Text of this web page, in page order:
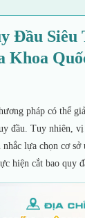
Đầu Siêu
Khoa
pháp có thể
đầu. Tuy nhiên,
nhắc lựa chọn cơ
hiện cắt bao quy